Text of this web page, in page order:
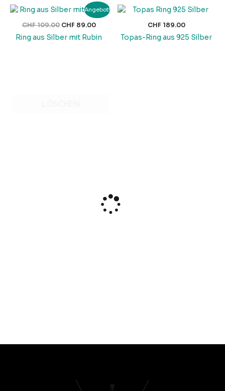
Angebot!
CHF109.00
Ursprünglicher
war:
CHF 89.00
Aktueller
Preis
ist:
Ring aus Silber mit Rubin
CHF 189.00
Topas-Ring aus 925 Silber